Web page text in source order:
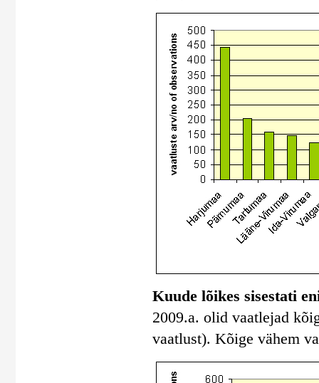
Kuude lõikes sisestati
2009.a. olid vaatlejad
vaatlust). Kõige vähem